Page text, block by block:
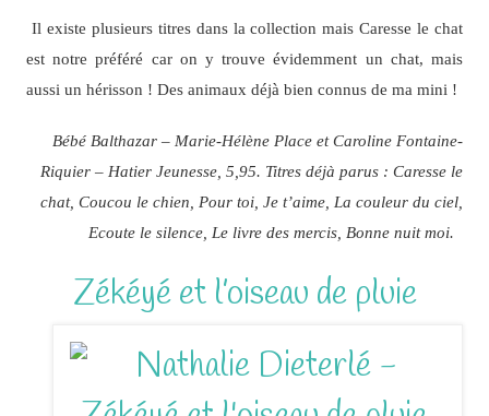
Il existe plusieurs titres dans la collection mais Caresse le chat
est notre préféré car on y trouve évidemment un chat, mais
aussi un hérisson ! Des animaux déjà bien connus de ma mini !
Bébé Balthazar – Marie-Hélène Place et Caroline Fontaine-
Riquier – Hatier Jeunesse, 5,95. Titres déjà parus : Caresse le
chat, Coucou le chien, Pour toi, Je t’aime, La couleur du ciel,
Ecoute le silence, Le livre des mercis, Bonne nuit moi.
Zékéyé et l’oiseau de pluie